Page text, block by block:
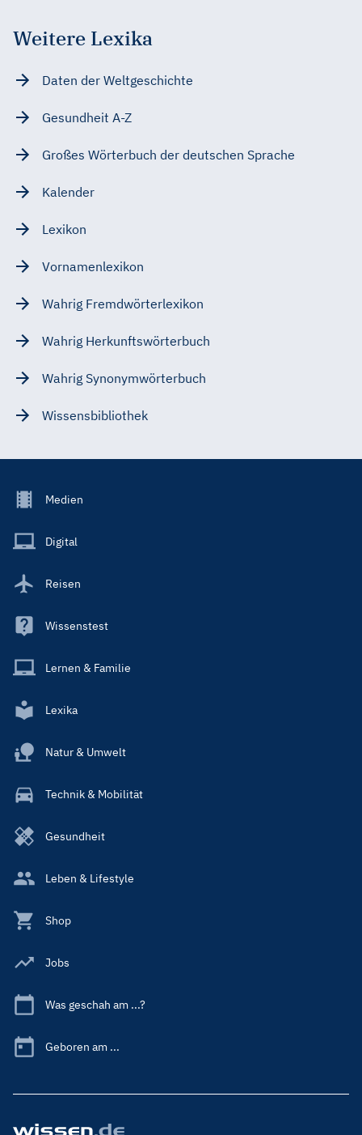
Weitere Lexika
Daten der Weltgeschichte
Gesundheit A-Z
Großes Wörterbuch der deutschen Sprache
Kalender
Lexikon
Vornamenlexikon
Wahrig Fremdwörterlexikon
Wahrig Herkunftswörterbuch
Wahrig Synonymwörterbuch
Wissensbibliothek
Footer
Main
Medien
Digital
Reisen
Wissenstest
Lernen & Familie
Lexika
Natur & Umwelt
Technik & Mobilität
Gesundheit
Leben & Lifestyle
Shop
Jobs
Was geschah am ...?
Geboren am ...